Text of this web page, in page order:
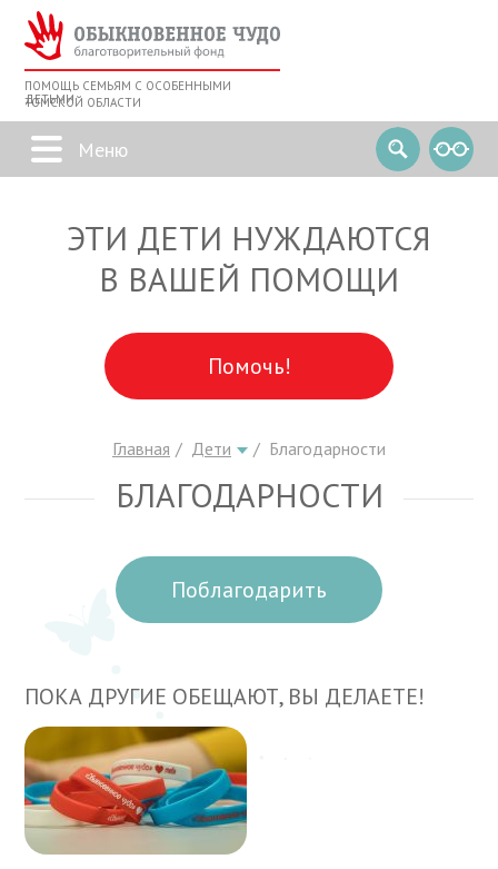
ПОМОЩЬ СЕМЬЯМ С ОСОБЕННЫМИ
ДЕТЬМИ
ТОМСКОЙ ОБЛАСТИ
ЭТИ ДЕТИ НУЖДАЮТСЯ
В ВАШЕЙ ПОМОЩИ
Помочь!
Главная Дети Благодарности
БЛАГОДАРНОСТИ
Поблагодарить
ПОКА ДРУГИЕ ОБЕЩАЮТ, ВЫ ДЕЛАЕТЕ!